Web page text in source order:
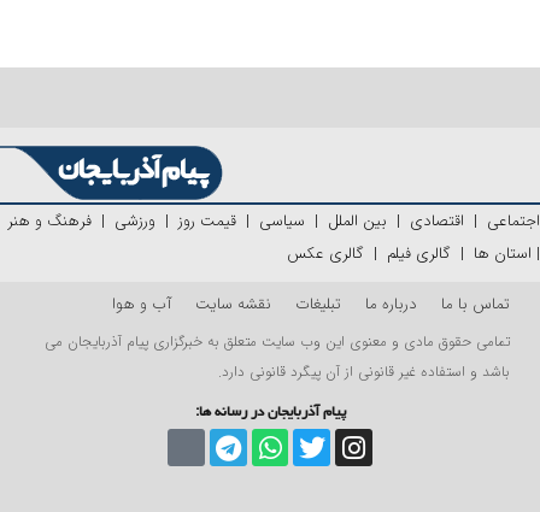
اجتماعی | اقتصادی | بین الملل | سیاسی | قیمت روز | ورزشی | فرهنگ و هنر
| استان ها | گالری فیلم | گالری عکس
تماس با ما
درباره ما تبلیغات نقشه سایت آب و هوا
تمامی حقوق مادی و معنوی این وب سایت متعلق به خبرگزاری پیام آذربایجان می
باشد و استفاده غیر قانونی از آن پیگرد قانونی دارد.
پیام آذربایجان در رسانه ها: